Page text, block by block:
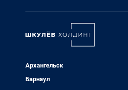
Архангельск
Барнаул